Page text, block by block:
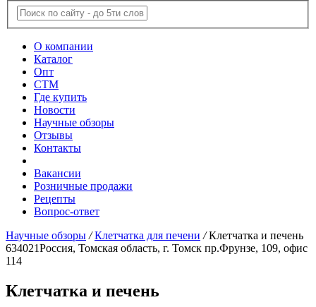
О компании
Каталог
Опт
СТМ
Где купить
Новости
Научные обзоры
Отзывы
Контакты
Вакансии
Розничные продажи
Рецепты
Вопрос-ответ
Научные обзоры / Клетчатка для печени / Клетчатка и печень
634021Россия, Томская область, г. Томск пр.Фрунзе, 109, офис
114
Клетчатка и печень